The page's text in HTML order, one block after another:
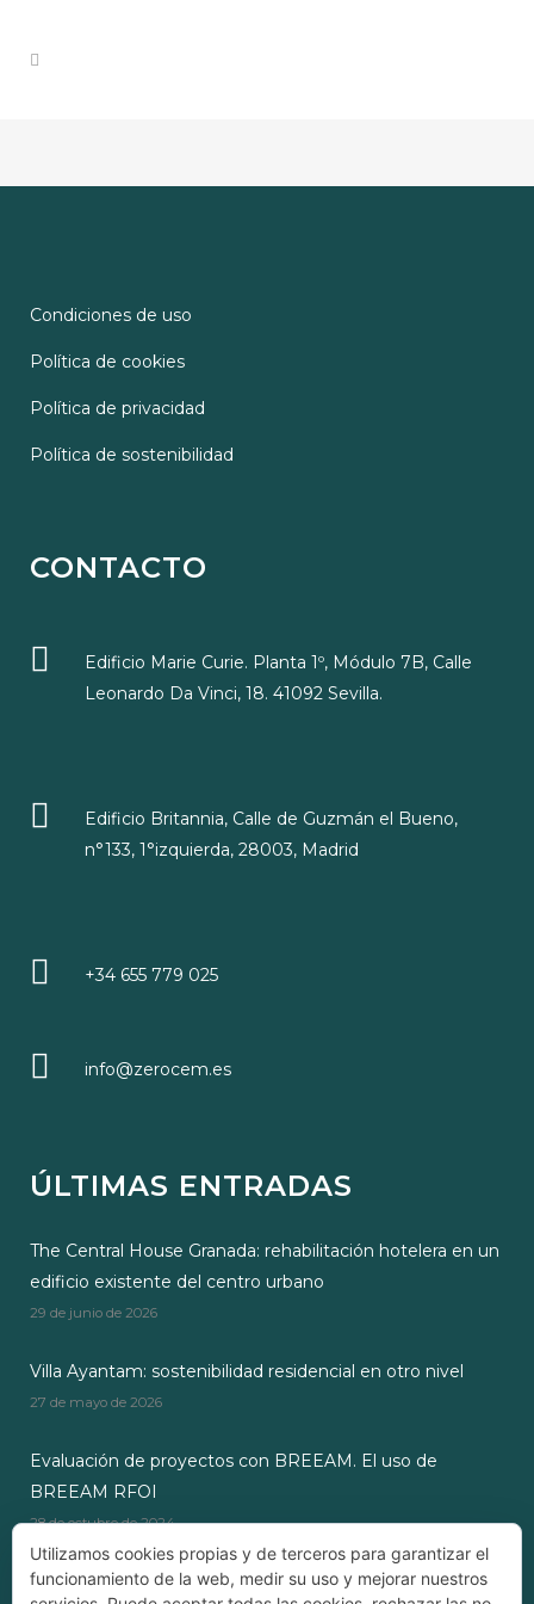
Condiciones de uso
Política de cookies
Política de privacidad
Política de sostenibilidad
CONTACTO
Edificio Marie Curie. Planta 1º, Módulo 7B, Calle
Leonardo Da Vinci, 18. 41092 Sevilla.
Edificio Britannia, Calle de Guzmán el Bueno,
n°133, 1°izquierda, 28003, Madrid
+34 655 779 025
info@zerocem.es
ÚLTIMAS ENTRADAS
The Central House Granada: rehabilitación hotelera en un
edificio existente del centro urbano
29 de junio de 2026
Villa Ayantam: sostenibilidad residencial en otro nivel
27 de mayo de 2026
Evaluación de proyectos con BREEAM. El uso de
BREEAM RFOI
28 de octubre de 2024
Utilizamos cookies propias y de terceros para garantizar el
funcionamiento de la web, medir su uso y mejorar nuestros